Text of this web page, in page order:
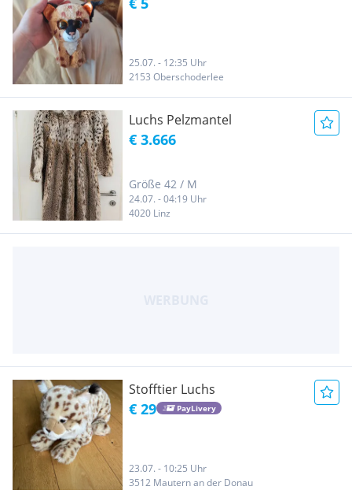
25.07. - 12:35 Uhr
2153 Oberschoderlee
Luchs Pelzmantel
€ 3.666
Größe 42 / M
24.07. - 04:19 Uhr
4020 Linz
Stofftier Luchs
€ 29 PayLivery
23.07. - 10:25 Uhr
3512 Mautern an der Donau